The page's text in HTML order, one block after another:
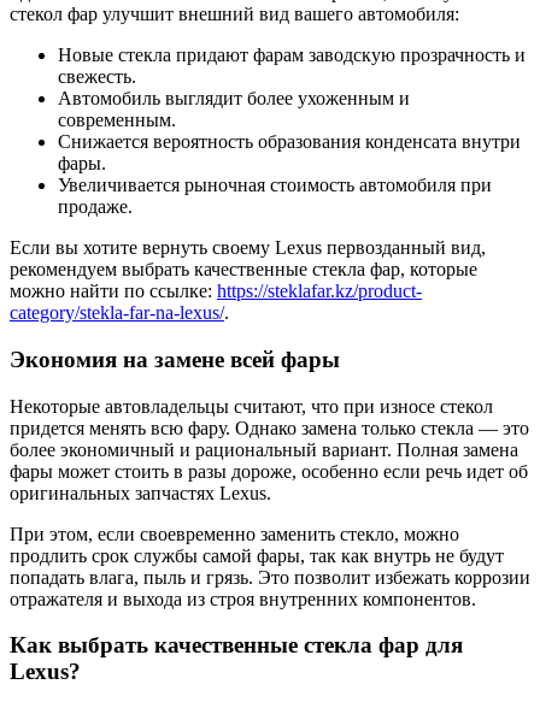
стекол фар улучшит внешний вид вашего автомобиля:
Новые стекла придают фарам заводскую прозрачность и
свежесть.
Автомобиль выглядит более ухоженным и
современным.
Снижается вероятность образования конденсата внутри
фары.
Увеличивается рыночная стоимость автомобиля при
продаже.
Если вы хотите вернуть своему Lexus первозданный вид,
рекомендуем выбрать качественные стекла фар, которые
можно найти по ссылке: https://steklafar.kz/product-
category/stekla-far-na-lexus/.
Экономия на замене всей фары
Некоторые автовладельцы считают, что при износе стекол
придется менять всю фару. Однако замена только стекла — это
более экономичный и рациональный вариант. Полная замена
фары может стоить в разы дороже, особенно если речь идет об
оригинальных запчастях Lexus.
При этом, если своевременно заменить стекло, можно
продлить срок службы самой фары, так как внутрь не будут
попадать влага, пыль и грязь. Это позволит избежать коррозии
отражателя и выхода из строя внутренних компонентов.
Как выбрать качественные стекла фар для
Lexus?